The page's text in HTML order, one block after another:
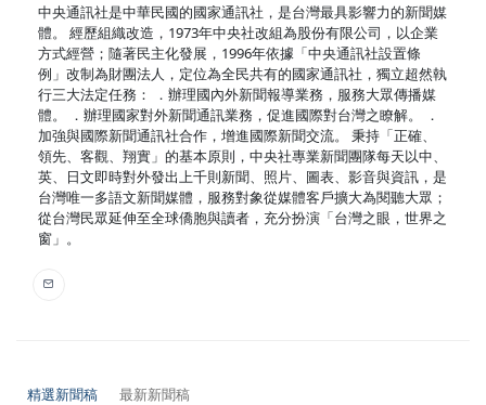
中央通訊社是中華民國的國家通訊社，是台灣最具影響力的新聞媒
體。 經歷組織改造，1973年中央社改組為股份有限公司，以企業
方式經營；隨著民主化發展，1996年依據「中央通訊社設置條
例」改制為財團法人，定位為全民共有的國家通訊社，獨立超然執
行三大法定任務： ．辦理國內外新聞報導業務，服務大眾傳播媒
體。 ．辦理國家對外新聞通訊業務，促進國際對台灣之瞭解。 ．
加強與國際新聞通訊社合作，增進國際新聞交流。 秉持「正確、
領先、客觀、翔實」的基本原則，中央社專業新聞團隊每天以中、
英、日文即時對外發出上千則新聞、照片、圖表、影音與資訊，是
台灣唯一多語文新聞媒體，服務對象從媒體客戶擴大為閱聽大眾；
從台灣民眾延伸至全球僑胞與讀者，充分扮演「台灣之眼，世界之
窗」。
精選新聞稿 最新新聞稿